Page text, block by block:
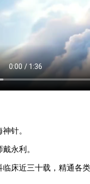
针。
永利。
近三十载，精通各